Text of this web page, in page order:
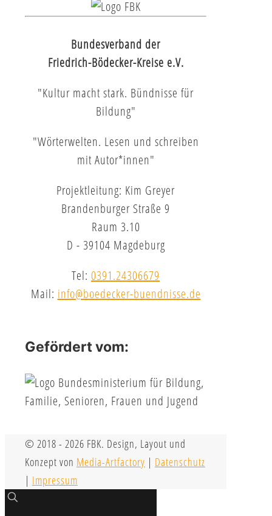
Bundesverband der
Friedrich-Bödecker-Kreise e.V.
"Kultur macht stark. Bündnisse für
Bildung"
"Wörterwelten. Lesen und schreiben
mit Autor*innen"
Projektleitung: Kim Greyer
Brandenburger Straße 9
Raum 3.10
D - 39104 Magdeburg
Tel: 0391.24306679
Mail: info@boedecker-buendnisse.de
Gefördert vom:
© 2018 - 2026 FBK. Design, Layout und
Konzept von Media-Artfactory | Datenschutz
| Impressum